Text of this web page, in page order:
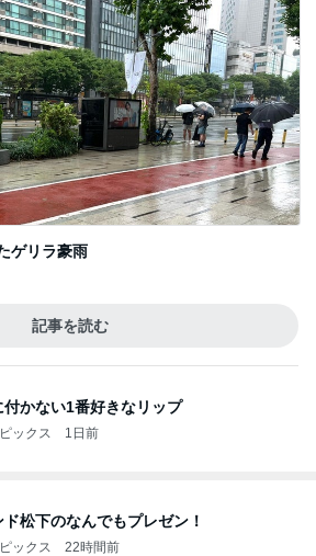
ゲリラ豪雨
記事を読む
付かない1番好きなリップ
ックス 1日前
ド松下のなんでもプレゼン！
ックス 22時間前